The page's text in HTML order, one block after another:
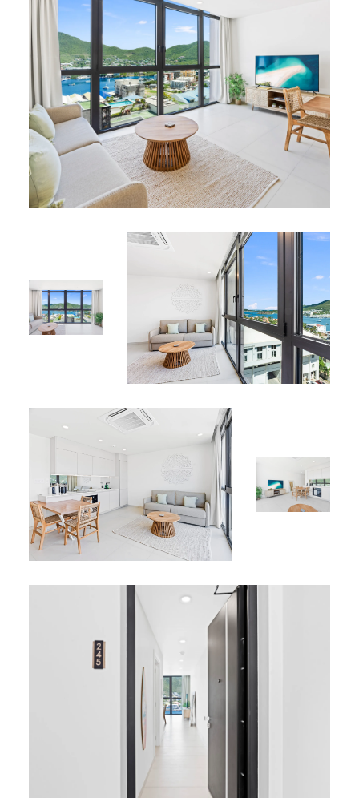
Salon moderne et accueillant avec des meubles
contemporains.
Télévision 4K incluse.
Machine à laver et sèche-linge pour plus de
commodité.
Entièrement climatisé pour un confort optimal.
Avantages pour les résidents
Services :
Sécurité 24h/24
Accès internet haut débit via fibre optique
Équipements partagés :
Piscine et jacuzzi sur le toit pour des moments de
cinéma, casinos et boîtes de nuit
Emplacement idéal
À moins de 10 minutes en voiture :
Aéroport international Juliana
Plages de Maho et Mullet Bay
Réservez maintenant pour une expérience
Profitez du confort, de la commodité et de la vue
spectaculaire sur la lagune dans ce magnifique
appartement d’une chambre au The Hills Residence.
Le B245 figure dans notre catalogue de
locations de
vacances Sint Maarten